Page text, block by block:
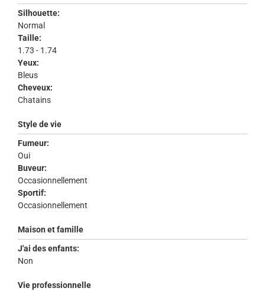
Silhouette:
Normal
Taille:
1.73 - 1.74
Yeux:
Bleus
Cheveux:
Chatains
Style de vie
Fumeur:
Oui
Buveur:
Occasionnellement
Sportif:
Occasionnellement
Maison et famille
J'ai des enfants:
Non
Vie professionnelle